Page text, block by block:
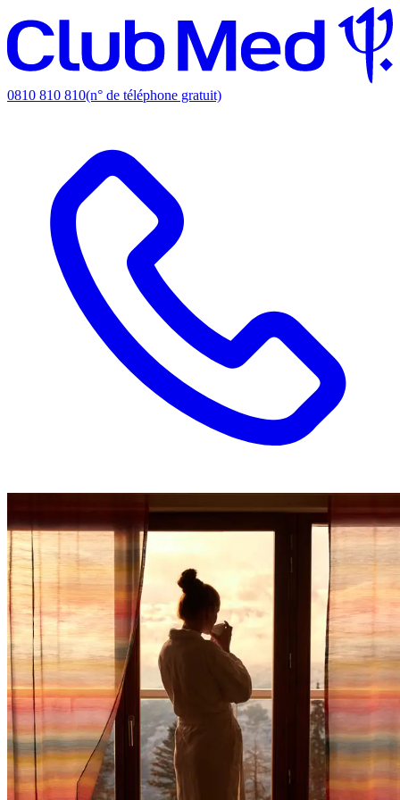
0810 810 810(n° de téléphone gratuit)